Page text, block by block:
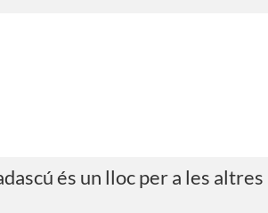
és un lloc per a les altres